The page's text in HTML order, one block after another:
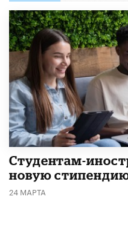
Студентам-
новую
24 МАРТА